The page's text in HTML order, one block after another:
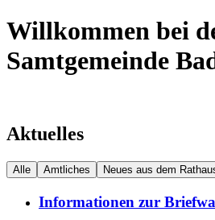
Willkommen bei
Samtgemeinde
Aktuelles
Alle Amtliches Neues aus dem
Informationen zur